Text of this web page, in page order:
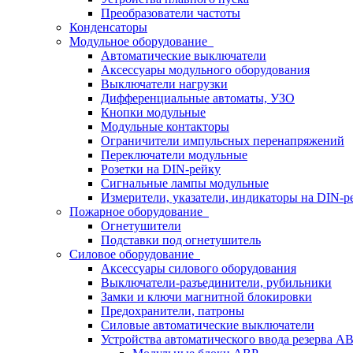
Преобразователи частоты
Конденсаторы
Модульное оборудование
Автоматические выключатели
Аксессуары модульного оборудования
Выключатели нагрузки
Дифференциальные автоматы, УЗО
Кнопки модульные
Модульные контакторы
Ограничители импульсных перенапряжений
Переключатели модульные
Розетки на DIN-рейку
Сигнальные лампы модульные
Измерители, указатели, индикаторы на DIN-
Пожарное оборудование
Огнетушители
Подставки под огнетушитель
Силовое оборудование
Аксессуары силового оборудования
Выключатели-разъединители, рубильники
Замки и ключи магнитной блокировки
Предохранители, патроны
Силовые автоматические выключатели
Устройства автоматического ввода резерва